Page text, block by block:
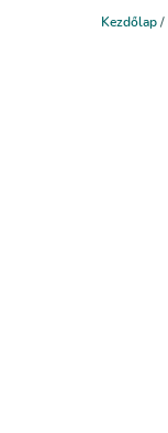
Kezdőlap/